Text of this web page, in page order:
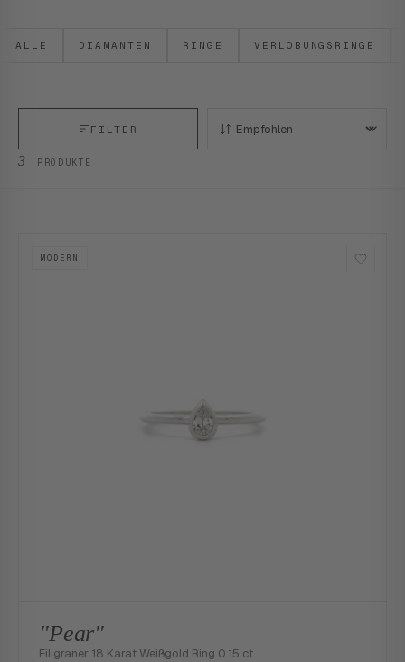
ALLE DIAMANTEN RINGE VERLOBUNGSRINGE
3 PRODUKTE
FILTER SORTIEREN:
MODERN
"Pear"
Filigraner 18 Karat Weißgold Ring 0.15 ct.